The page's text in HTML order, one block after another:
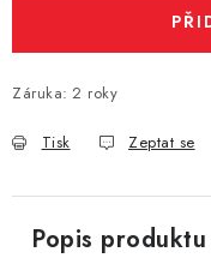
Záruka: 2 roky
Tisk Zeptat se
Popis produktu